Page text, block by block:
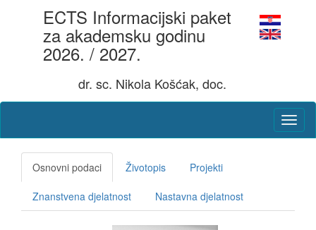
ECTS Informacijski paket
za akademsku godinu
2026. / 2027.
dr. sc. Nikola Košćak, doc.
Osnovni podaci Životopis Projekti
Znanstvena djelatnost Nastavna djelatnost